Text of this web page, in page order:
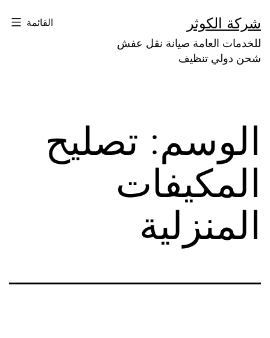
إلى
المحتوى
شركة الكوثر
للخدمات العامة صيانة نقل عفش
شحن دولي تنظيف
القائمة
الوسم: تصليح
المكيفات
المنزلية